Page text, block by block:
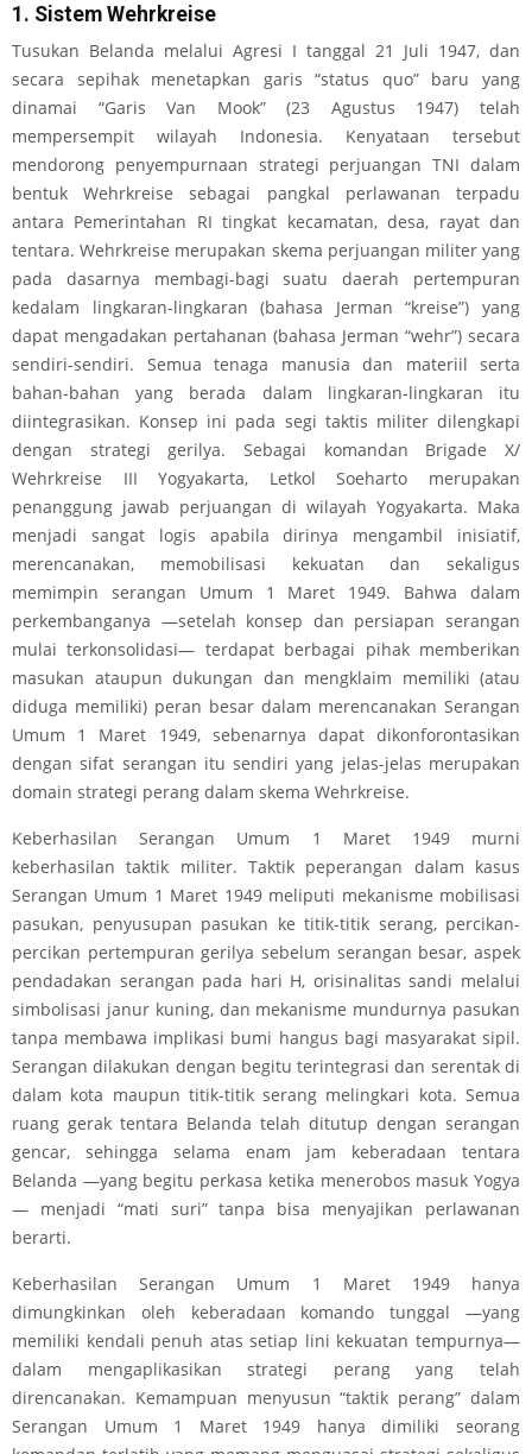
1. Sistem Wehrkreise
Tusukan Belanda melalui Agresi I tanggal 21 Juli 1947, dan
secara sepihak menetapkan garis “status quo” baru yang
dinamai “Garis Van Mook” (23 Agustus 1947) telah
mempersempit wilayah Indonesia. Kenyataan tersebut
mendorong penyempurnaan strategi perjuangan TNI dalam
bentuk Wehrkreise sebagai pangkal perlawanan terpadu
antara Pemerintahan RI tingkat kecamatan, desa, rayat dan
tentara. Wehrkreise merupakan skema perjuangan militer yang
pada dasarnya membagi-bagi suatu daerah pertempuran
kedalam lingkaran-lingkaran (bahasa Jerman “kreise”) yang
dapat mengadakan pertahanan (bahasa Jerman “wehr”) secara
sendiri-sendiri. Semua tenaga manusia dan materiil serta
bahan-bahan yang berada dalam lingkaran-lingkaran itu
diintegrasikan. Konsep ini pada segi taktis militer dilengkapi
dengan strategi gerilya. Sebagai komandan Brigade X/
Wehrkreise III Yogyakarta, Letkol Soeharto merupakan
penanggung jawab perjuangan di wilayah Yogyakarta. Maka
menjadi sangat logis apabila dirinya mengambil inisiatif,
merencanakan, memobilisasi kekuatan dan sekaligus
memimpin serangan Umum 1 Maret 1949. Bahwa dalam
perkembanganya —setelah konsep dan persiapan serangan
mulai terkonsolidasi— terdapat berbagai pihak memberikan
masukan ataupun dukungan dan mengklaim memiliki (atau
diduga memiliki) peran besar dalam merencanakan Serangan
Umum 1 Maret 1949, sebenarnya dapat dikonforontasikan
dengan sifat serangan itu sendiri yang jelas-jelas merupakan
domain strategi perang dalam skema Wehrkreise.
Keberhasilan Serangan Umum 1 Maret 1949 murni
keberhasilan taktik militer. Taktik peperangan dalam kasus
Serangan Umum 1 Maret 1949 meliputi mekanisme mobilisasi
pasukan, penyusupan pasukan ke titik-titik serang, percikan-
percikan pertempuran gerilya sebelum serangan besar, aspek
pendadakan serangan pada hari H, orisinalitas sandi melalui
simbolisasi janur kuning, dan mekanisme mundurnya pasukan
tanpa membawa implikasi bumi hangus bagi masyarakat sipil.
Serangan dilakukan dengan begitu terintegrasi dan serentak di
dalam kota maupun titik-titik serang melingkari kota. Semua
ruang gerak tentara Belanda telah ditutup dengan serangan
gencar, sehingga selama enam jam keberadaan tentara
Belanda —yang begitu perkasa ketika menerobos masuk Yogya
— menjadi “mati suri” tanpa bisa menyajikan perlawanan
berarti.
Keberhasilan Serangan Umum 1 Maret 1949 hanya
dimungkinkan oleh keberadaan komando tunggal —yang
memiliki kendali penuh atas setiap lini kekuatan tempurnya—
dalam mengaplikasikan strategi perang yang telah
direncanakan. Kemampuan menyusun “taktik perang” dalam
Serangan Umum 1 Maret 1949 hanya dimiliki seorang